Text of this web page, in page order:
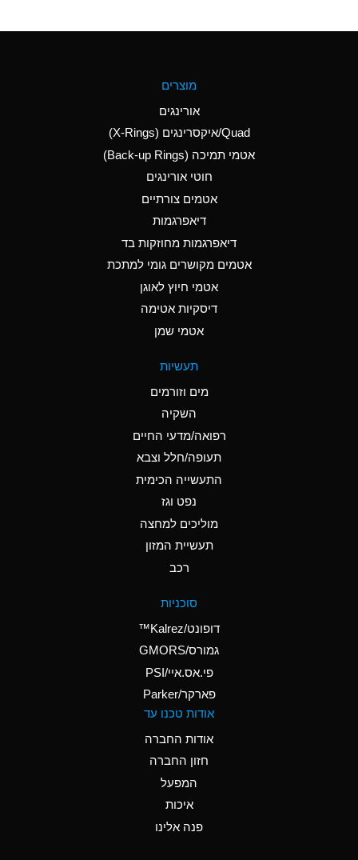
Aluminum Nitrate
(Aqueous)
Aluminum Phosphate
Ammonia Anhydrous
D
Ammonia Gas (cold)
D
Ammonia Gas (hot)
Ammonium Hydroxide
B
Ammonium Nitrate
Ammonium Nitrite
Ammonium Persulfate
Ammonium Phosphate
A
Ammonium Sulfate
B
Amyl Acetate (Banana
מוצרים
אורינגים
Quad/איקסרינגים (X-Rings)
אטמי תמיכה (Back-up Rings)
חוטי אורינגים
אטמים צורתיים
דיאפרגמות
דיאפרגמות מחוזקות בד
אטמים מקושרים גומי למתכת
אטמי חיוץ לאוגן
דיסקיות אטימה
אטמי שמן
תעשיות
מים וזורמים
השקיה
רפואה/מדעי החיים
תעופה/חלל וצבא
התעשייה הכימית
נפט וגז
מוליכים למחצה
תעשיית המזון
רכב
סוכניות
דופונט/Kalrez™
גמורס/GMORS
פי.אס.איי/PSI
פארקר/Parker
אודות טכנו עד
אודות החברה
חזון החברה
המפעל
איכות
פנה אלינו